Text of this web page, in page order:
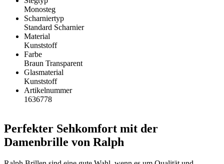
Monosteg
Scharniertyp
Standard Scharnier
Material
Kunststoff
Farbe
Braun Transparent
Glasmaterial
Kunststoff
Artikelnummer
1636778
Perfekter Sehkomfort mit der
Damenbrille von Ralph